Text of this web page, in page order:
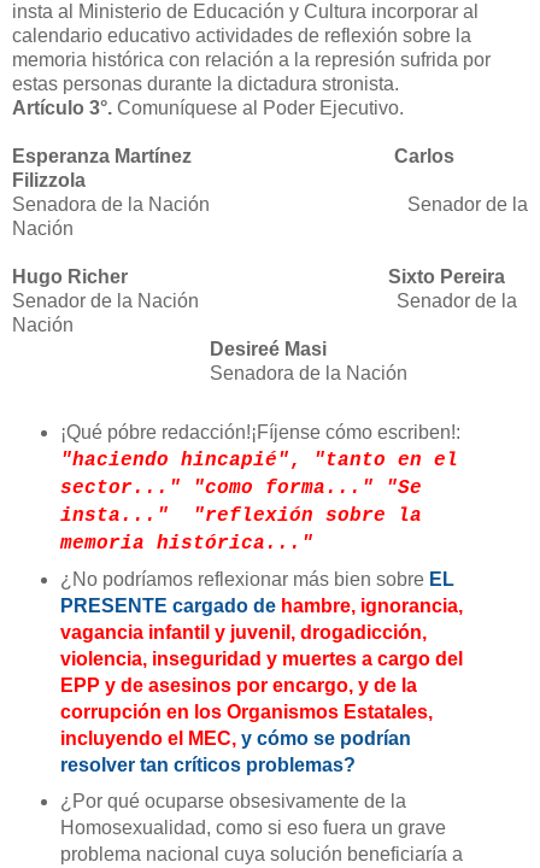
insta al Ministerio de Educación y Cultura incorporar al
calendario educativo actividades de reflexión sobre la
memoria histórica con relación a la represión sufrida por
estas personas durante la dictadura stronista.
Artículo 3°. Comuníquese al Poder Ejecutivo.
Esperanza Martínez
Carlos
Filizzola
Senadora de la Nación
Senador de la
Nación
Hugo Richer
Sixto Pereira
Senador de la Nación
Senador de la
Nación
Desireé Masi
Senadora de la Nación
¡Qué póbre redacción!¡Fíjense cómo escriben!:
"haciendo hincapié",
"tanto en el
sector..."
"como forma..."
"Se
insta..."
"reflexión sobre la
memoria histórica..."
¿No podríamos reflexionar más bien sobre EL
PRESENTE cargado de hambre, ignorancia,
vagancia infantil y juvenil, drogadicción,
violencia, inseguridad y muertes a cargo del
EPP y de asesinos por encargo, y de la
corrupción en los Organismos Estatales,
incluyendo el MEC,y cómo se podrían
resolver tan críticos problemas?
¿Por qué ocuparse obsesivamente de la
Homosexualidad, como si eso fuera un grave
problema nacional cuya solución beneficiaría a